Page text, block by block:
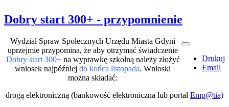
Dobry start 300+ - przypomnienie
Drukuj
Email
Wydział Spraw Społecznych Urzędu Miasta Gdyni
uprzejmie przypomina, że aby otrzymać świadczenie
Dobry start 300+na wyprawkę szkolną należy złożyć
wniosek najpóźniej do końca listopada. Wnioski
można składać:
drogą elektroniczną (bankowość elektroniczna lub portal Emp@tia)